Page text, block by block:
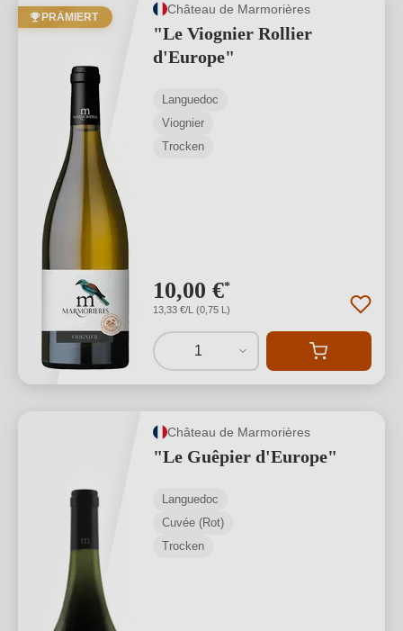
PRÄMIERT
Château de Marmorières
"Le Viognier Rollier
d'Europe"
Languedoc
Viognier
Trocken
10,00 €*
13,33 €/L (0,75 L)
1
Château de Marmorières
"Le Guêpier d'Europe"
Languedoc
Cuvée (Rot)
Trocken